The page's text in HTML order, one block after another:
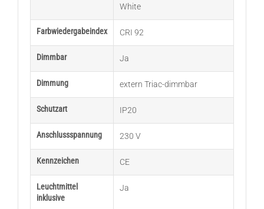
White
Farbwiedergabeindex CRI 92
Dimmbar Ja
Dimmung extern Triac-dimmbar
Schutzart IP20
Anschlussspannung 230 V
Kennzeichen CE
Leuchtmittel
inklusive
Ja